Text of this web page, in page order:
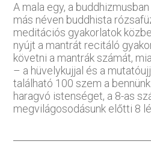
A mala egy, a
más néven buddhista
meditációs gyakorlatok
nyújt a mantrát recitáló
követni a mantrák számát,
– a hüvelykujjal és a
található 100 szem a
haragvó istenséget, a 8-as
megvilágosodásunk előtti 8